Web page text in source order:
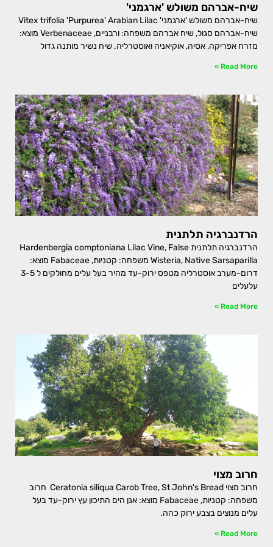
שיח-אברהם משולש 'ארגמני'
שיח-אברהם סגול, שיח אברהם משפחה: ורבניים, Verbenaceae מוצא:
מזרח אפריקה, אסיה, אוקיאניה ואוסטרליה. שיח נשיר מותנה גדול
Read More »
הרדנברגיה תלתנית
הרדנברגיה תלתנית Hardenbergia comptoniana Lilac Vine, False
Wisteria, Native Sarsaparilla משפחה: קטניות, Fabaceae מוצא:
דרום-מערב אוסטרליה מטפס ירוק-עד מהיר בעל עלים מחולקים ל 3-5
עלעלים
Read More »
חרוב מצוי
חרוב מצוי Ceratonia siliqua Carob Tree, St John's Bread חרוב
משפחה: קטניות, Fabaceae מוצא: אגן הים התיכון עץ ירוק-עד בעל
עלים מנוצים בצבע ירוק כהה.
Read More »